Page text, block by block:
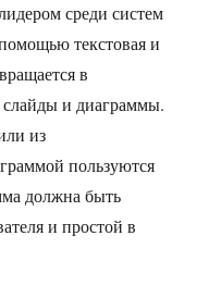
среди систем
текстовая и
в
и диаграммы.
из
пользуются
должна быть
и простой в